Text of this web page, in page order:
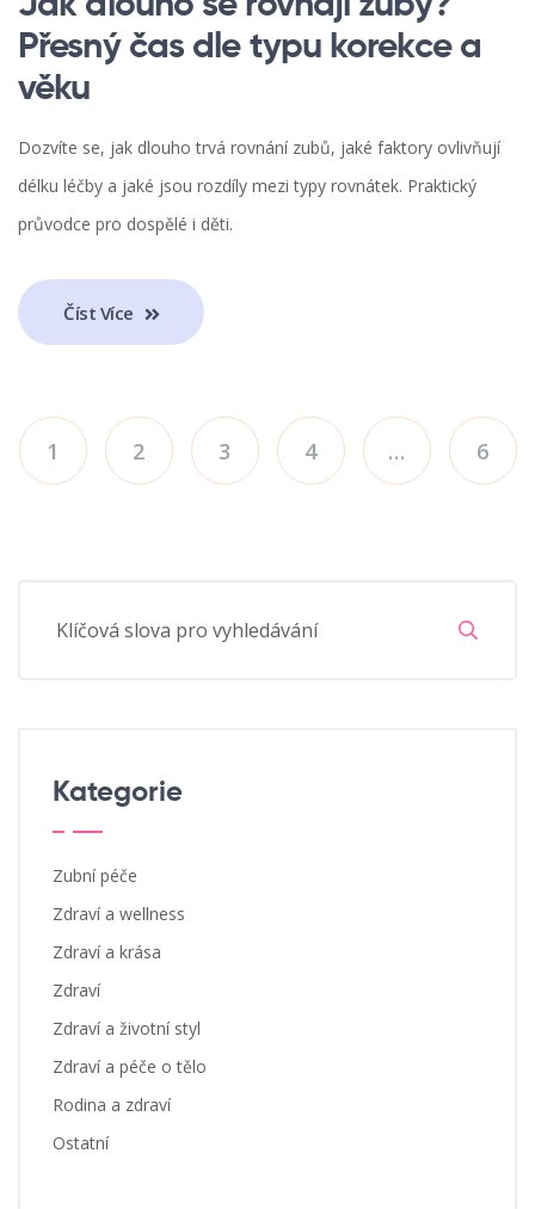
Přesný čas dle typu korekce a
věku
Dozvíte se, jak dlouho trvá rovnání zubů, jaké faktory ovlivňují
délku léčby a jaké jsou rozdíly mezi typy rovnátek. Praktický
průvodce pro dospělé i děti.
Číst Více
1 2 3 4 … 6
Kategorie
Zubní péče
Zdraví a wellness
Zdraví a krása
Zdraví
Zdraví a životní styl
Zdraví a péče o tělo
Rodina a zdraví
Ostatní